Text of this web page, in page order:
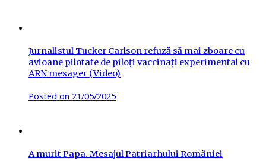
Jurnalistul Tucker Carlson refuză să mai zboare cu
avioane pilotate de piloți vaccinați experimental cu
ARN mesager (Video)
Posted on 21/05/2025
A murit Papa. Mesajul Patriarhului României